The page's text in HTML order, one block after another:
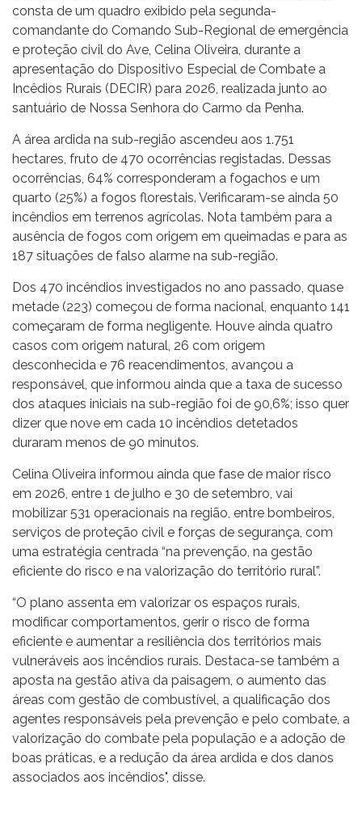
consta de um quadro exibido pela segunda-
comandante do Comando Sub-Regional de emergência
e proteção civil do Ave, Celina Oliveira, durante a
apresentação do Dispositivo Especial de Combate a
Incêdios Rurais (DECIR) para 2026, realizada junto ao
santuário de Nossa Senhora do Carmo da Penha.
A área ardida na sub-região ascendeu aos 1.751
hectares, fruto de 470 ocorrências registadas. Dessas
ocorrências, 64% corresponderam a fogachos e um
quarto (25%) a fogos florestais. Verificaram-se ainda 50
incêndios em terrenos agrícolas. Nota também para a
ausência de fogos com origem em queimadas e para as
187 situações de falso alarme na sub-região.
Dos 470 incêndios investigados no ano passado, quase
metade (223) começou de forma nacional, enquanto 141
começaram de forma negligente. Houve ainda quatro
casos com origem natural, 26 com origem
desconhecida e 76 reacendimentos, avançou a
responsável, que informou ainda que a taxa de sucesso
dos ataques iniciais na sub-região foi de 90,6%; isso quer
dizer que nove em cada 10 incêndios detetados
duraram menos de 90 minutos.
Celina Oliveira informou ainda que fase de maior risco
em 2026, entre 1 de julho e 30 de setembro, vai
mobilizar 531 operacionais na região, entre bombeiros,
serviços de proteção civil e forças de segurança, com
uma estratégia centrada “na prevenção, na gestão
eficiente do risco e na valorização do território rural”.
“O plano assenta em valorizar os espaços rurais,
modificar comportamentos, gerir o risco de forma
eficiente e aumentar a resiliência dos territórios mais
vulneráveis aos incêndios rurais. Destaca-se também a
aposta na gestão ativa da paisagem, o aumento das
áreas com gestão de combustível, a qualificação dos
agentes responsáveis pela prevenção e pelo combate, a
valorização do combate pela população e a adoção de
boas práticas, e a redução da área ardida e dos danos
associados aos incêndios", disse.